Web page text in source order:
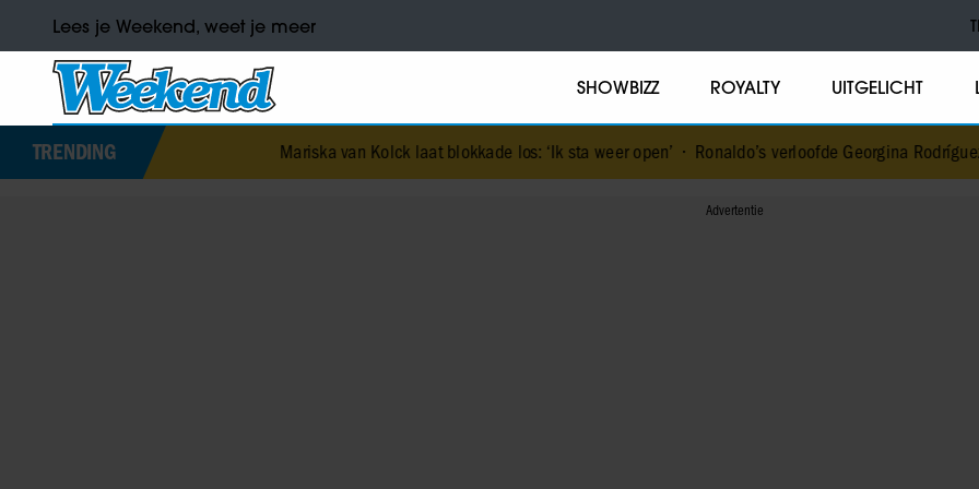
Lees je Weekend, weet je meer
SHOWBIZZ ROYALTY UITGELICHT
TRENDING Mariska van Kolck laat blokkade los: ‘Ik sta weer open’•Ronaldo’s verloofde Georgina Rodríguez is klaar met